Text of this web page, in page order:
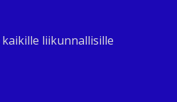
liikunnallisille